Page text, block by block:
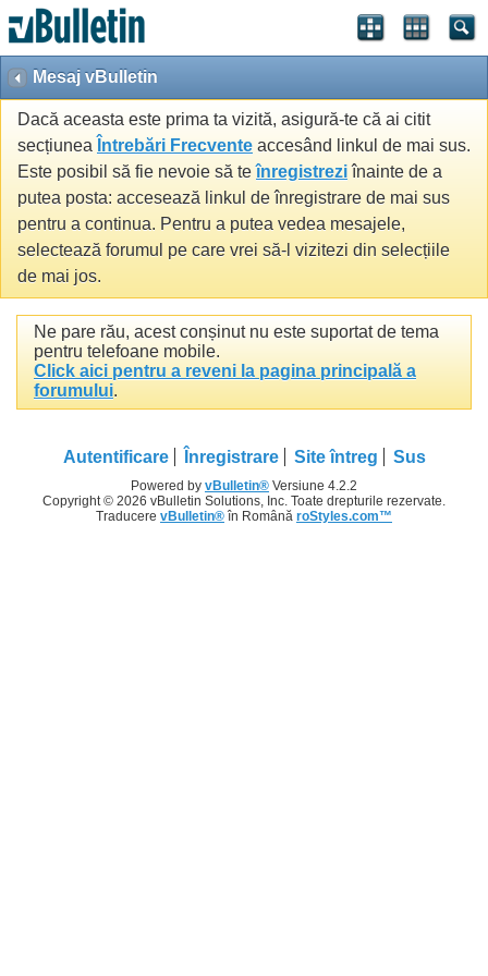
Mesaj vBulletin
Dacă aceasta este prima ta vizită, asigură-te că ai citit
secțiunea Întrebări Frecvente accesând linkul de mai sus.
Este posibil să fie nevoie să teînregistreziînainte de a
putea posta: accesează linkul de înregistrare de mai sus
pentru a continua. Pentru a putea vedea mesajele,
selectează forumul pe care vrei să-l vizitezi din selecțiile
de mai jos.
Ne pare rău, acest conșinut nu este suportat de tema
pentru telefoane mobile.
Click aici pentru a reveni la pagina principală a
forumului.
Autentificare Înregistrare Site întreg Sus
Powered by vBulletin® Versiune 4.2.2
Copyright © 2026 vBulletin Solutions, Inc. Toate drepturile rezervate.
Traducere vBulletin® în Română roStyles.com™